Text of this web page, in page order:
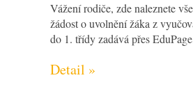
Vážení rodiče, zde naleznete
žádost o uvolnění žáka z
do 1. třídy zadává přes
Detail »